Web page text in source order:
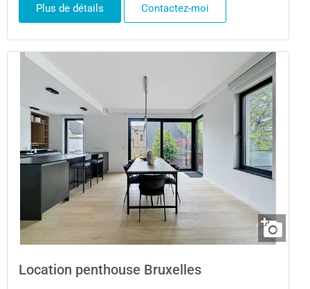
Plus de détails Contactez-moi
Location penthouse Bruxelles